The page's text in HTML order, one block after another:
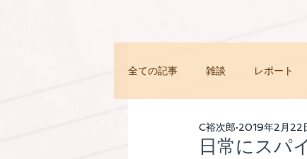
全ての記事 雑談 レポート
今すぐ始める コミュニティ
日常にスパ
C裕次郎 2019年2月22